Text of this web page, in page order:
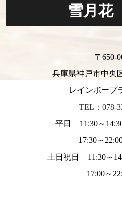
雪月
〒650-
兵庫県神戸市中央
レインボープ
TEL：078-
平日 11:30～
17:30～22:00
土日祝日 11:30～
17:00～22:00